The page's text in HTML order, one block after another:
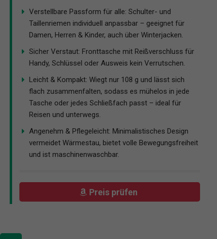
Verstellbare Passform für alle: Schulter- und
Taillenriemen individuell anpassbar – geeignet für
Damen, Herren & Kinder, auch über Winterjacken.
Sicher Verstaut: Fronttasche mit Reißverschluss für
Handy, Schlüssel oder Ausweis kein Verrutschen.
Leicht & Kompakt: Wiegt nur 108 g und lässt sich
flach zusammenfalten, sodass es mühelos in jede
Tasche oder jedes Schließfach passt – ideal für
Reisen und unterwegs.
Angenehm & Pflegeleicht: Minimalistisches Design
vermeidet Wärmestau, bietet volle Bewegungsfreiheit
und ist maschinenwaschbar.
Preis prüfen